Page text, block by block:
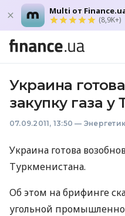
Multi от
(8,9K+)
Украина
закупку газа у
07.09.2011, 13:50 —
Украина готова
Туркменистана.
Об этом на брифинге
угольной